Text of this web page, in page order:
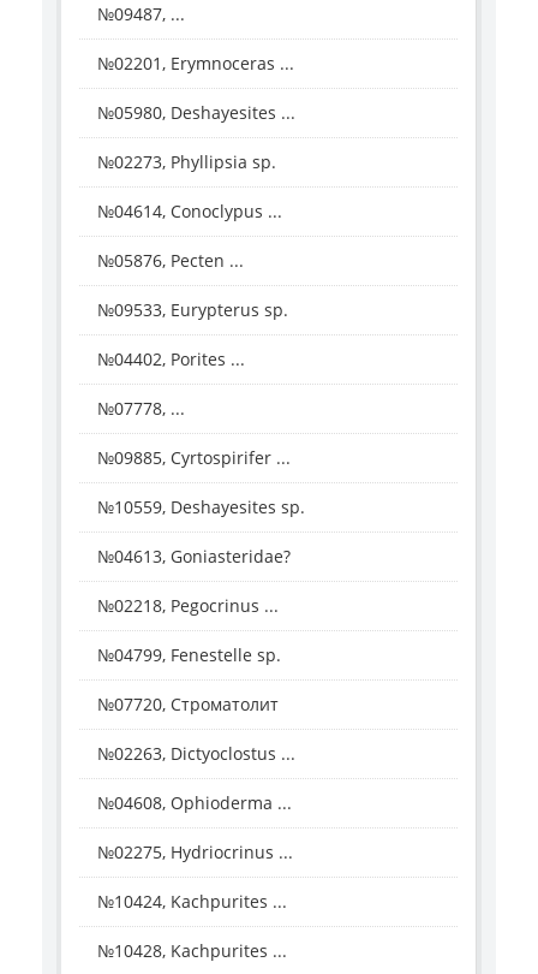
№09487, ...
№02201, Erymnoceras ...
№05980, Deshayesites ...
№02273, Phyllipsia sp.
№04614, Conoclypus ...
№05876, Pecten ...
№09533, Eurypterus sp.
№04402, Porites ...
№07778, ...
№09885, Cyrtospirifer ...
№10559, Deshayesites sp.
№04613, Goniasteridae?
№02218, Pegocrinus ...
№04799, Fenestelle sp.
№07720, Строматолит
№02263, Dictyoclostus ...
№04608, Ophioderma ...
№02275, Hydriocrinus ...
№10424, Kachpurites ...
№10428, Kachpurites ...